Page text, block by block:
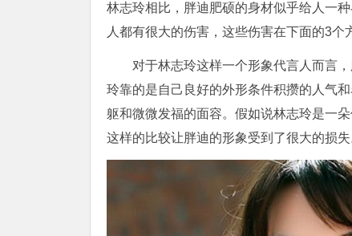
林志玲相比，胖迪肥硕的身材似乎给人一
人都有很大的伤害，这些伤害在下面的3个
对于林志玲这样一个形象代言人而言
玲靠的是自己良好的外形条件积攒的人气
躯和微微发福的面容。假如说林志玲是一
这样的比较让胖迪的形象受到了很大的损失